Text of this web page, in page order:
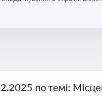
по темі: